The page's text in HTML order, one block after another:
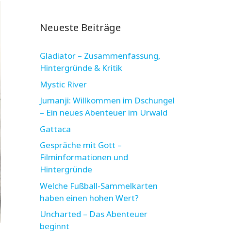
Neueste Beiträge
Gladiator – Zusammenfassung,
Hintergründe & Kritik
Mystic River
Jumanji: Willkommen im Dschungel
– Ein neues Abenteuer im Urwald
Gattaca
Gespräche mit Gott –
Filminformationen und
Hintergründe
Welche Fußball-Sammelkarten
haben einen hohen Wert?
Uncharted – Das Abenteuer
beginnt